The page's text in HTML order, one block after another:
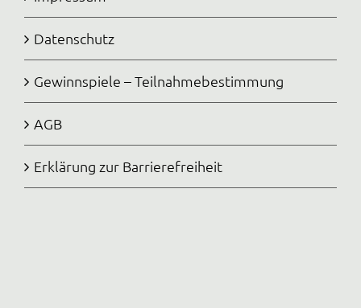
Datenschutz
Gewinnspiele – Teilnahmebestimmung
AGB
Erklärung zur Barrierefreiheit